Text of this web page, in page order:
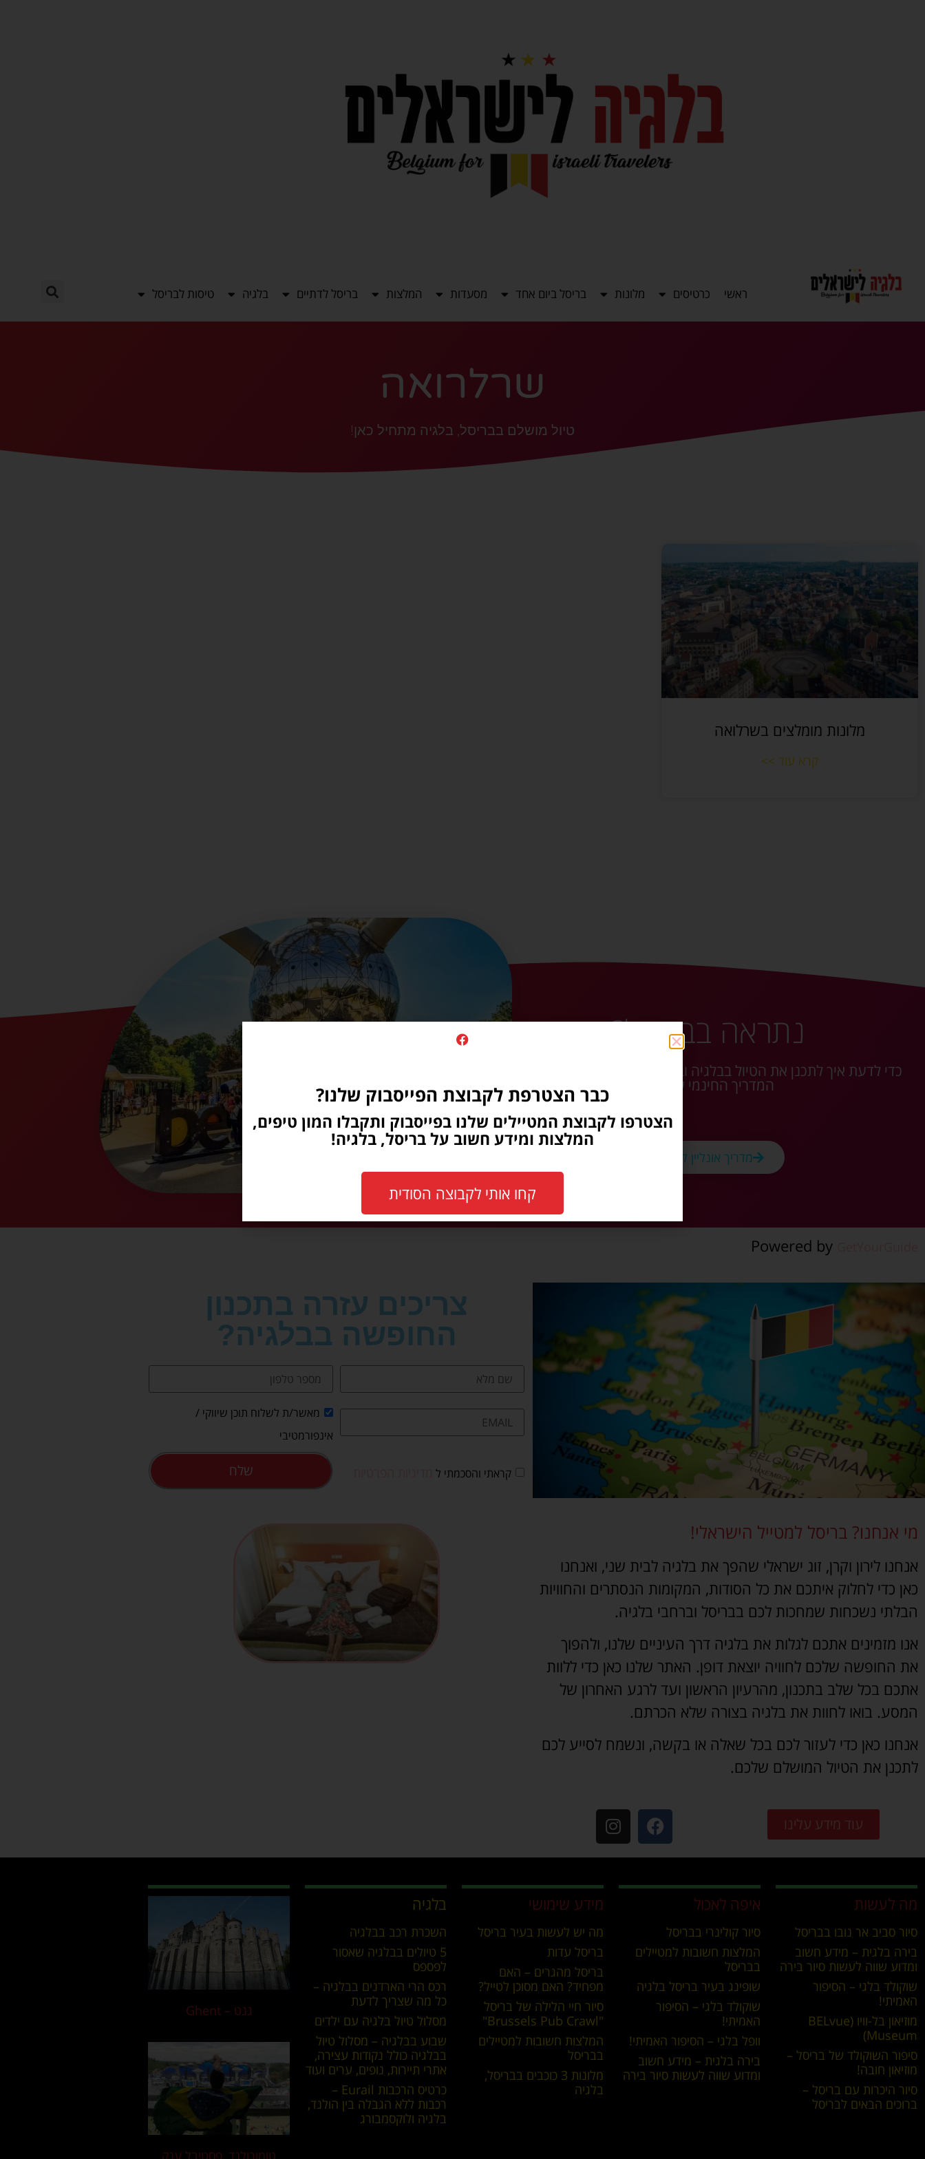
ראשי כרטיסים מלונות בריסל ביום אחד מסעדות המלצות בריסל לדתיים בלגיה טיסות לבריסל
שרלרואה
טיול מושלם בבריסל, בלגיה מתחיל כאן!
מלונות מומלצים בשרלואה
קרא עוד >>
נתראה בבריסל?
כדי לדעת איך לתכנן את הטיול בבלגיה ובעיר בריסל לחצו כאן וקבלו את
המדריך החינמי שלנו 👇
מדריך אונליין לבריסל
Powered by
צריכים עזרה בתכנון
החופשה בבלגיה?
מאשר/ת לשלוח תוכן שיווקי /
אינפורמטיבי
קראתי והסכמתי ל שלח
מי אנחנו? בריסל למטייל הישראלי!
אנחנו לירון וקרן, זוג ישראלי שהפך את בלגיה לבית שני, ואנחנו
כאן כדי לחלוק איתכם את כל הסודות, המקומות הנסתרים והחוויות
הבלתי נשכחות שמחכות לכם בבריסל וברחבי בלגיה.
אנו מזמינים אתכם לגלות את בלגיה דרך העיניים שלנו, ולהפוך
את החופשה שלכם לחוויה יוצאת דופן. האתר שלנו כאן כדי ללוות
אתכם בכל שלב בתכנון, מהרעיון הראשון ועד לרגע האחרון של
המסע. בואו לחוות את בלגיה בצורה שלא הכרתם.
אנחנו כאן כדי לעזור לכם בכל שאלה או בקשה, ונשמח לסייע לכם
לתכנן את הטיול המושלם שלכם.
עוד מידע עלינו
מה לעשות
סיור סביב אר נובו בבריסל
בירה בלגית – מידע חשוב
ומדוע שווה לעשות סיור בירה
שוקולד בלגי – הסיפור
האמיתי!
מוזיאון בל-וויו (BELvue
Museum)
סיפור השוקולד של בריסל –
מוזיאון חובה!
סיור היכרות עם בריסל –
ברוכים הבאים לבריסל
איפה לאכול
סיור קולינרי בבריסל
המלצות חשובות למטיילים
בבריסל
שופינג בעיר בריסל בלגיה
שוקולד בלגי – הסיפור
האמיתי!
וופל בלגי – הסיפור האמיתי!
בירה בלגית – מידע חשוב
ומדוע שווה לעשות סיור בירה
מידע שימושי
מה יש לעשות בעיר בריסל
בריסל עדות
בריסל מהגרים – האם
מפחיד? האם מסוכן לטייל?
סיור חיי הלילה של בריסל
"Brussels Pub Crawl"
המלצות חשובות למטיילים
בבריסל
מלונות 3 כוכבים בבריסל,
בלגיה
בלגיה
השכרת רכב בבלגיה
5 טיולים בבלגיה שאסור
לפספס
רכס הרי הארדנים בבלגיה –
כל מה שצריך לדעת
מסלול טיול בלגיה עם ילדים
שבוע בבלגיה – מסלול טיול
בבלגיה כולל נקודות עצירה,
אתרי תיירות, נופים, ערים ועוד
כרטיס הרכבות Eurail –
רכבות ללא הגבלה בין הולנד,
בלגיה ולוקסמבורג
גנט – Ghent
כבר הצטרפת לקבוצת הפייסבוק שלנו?
הצטרפו לקבוצת המטיילים שלנו בפייסבוק ותקבלו המון טיפים,
המלצות ומידע חשוב על בריסל, בלגיה!
קחו אותי לקבוצה הסודית